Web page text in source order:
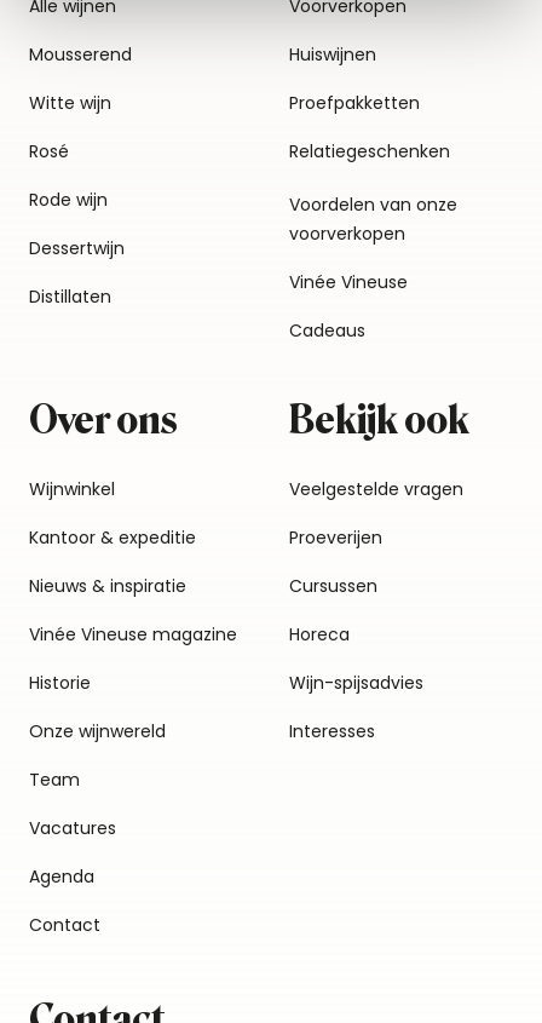
Alle wijnen
Mousserend
Witte wijn
Rosé
Rode wijn
Dessertwijn
Distillaten
Voorverkopen
Huiswijnen
Proefpakketten
Relatiegeschenken
Voordelen van onze
voorverkopen
Vinée Vineuse
Cadeaus
Over ons
Wijnwinkel
Kantoor & expeditie
Nieuws & inspiratie
Vinée Vineuse magazine
Historie
Onze wijnwereld
Team
Vacatures
Agenda
Contact
Bekijk ook
Veelgestelde vragen
Proeverijen
Cursussen
Horeca
Wijn-spijsadvies
Interesses